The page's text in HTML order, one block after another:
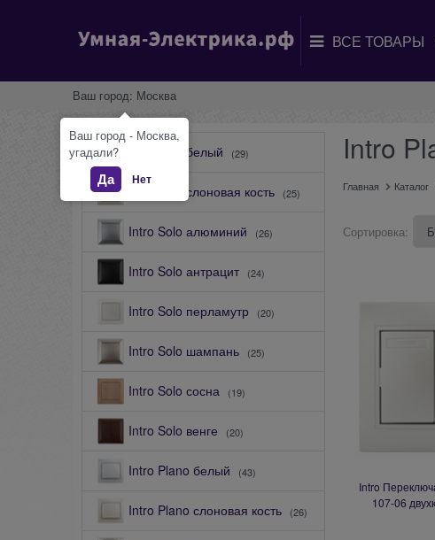
Ваш город: Москва
Intro Solo белый (29)
Intro Solo слоновая кость (25)
Intro Solo алюминий (26)
Intro Solo антрацит (24)
Intro Solo перламутр (20)
Intro Solo шампань (25)
Intro Solo сосна (19)
Intro Solo венге (20)
Intro Plano белый (43)
Intro Plano слоновая кость (26)
Intro
Главная Каталог
Сортировка:
Intro
107-06
Ваш город - Москва,
угадали?
Да Нет